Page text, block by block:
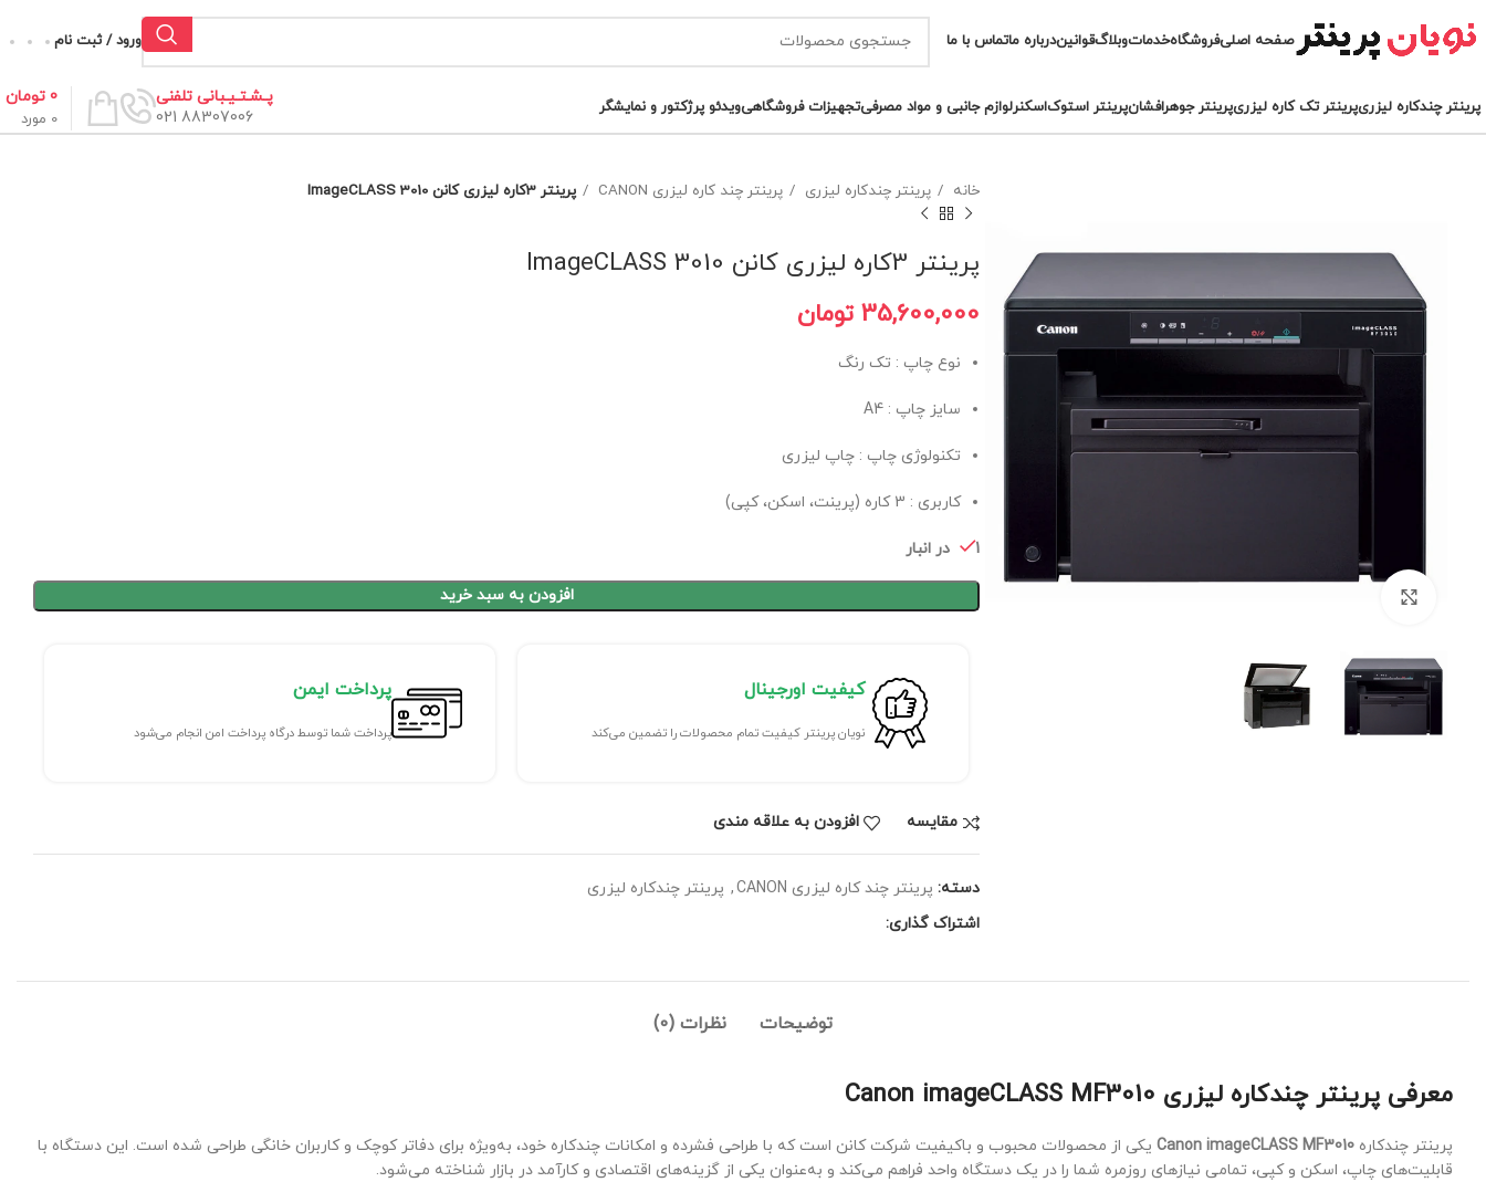
صفحه اصلیفروشگاهخدماتوبلاگقوانیندرباره ماتماس با ما ورود / ثبت نام
پرینتر چندکاره لیزریپرینتر تک کاره لیزریپرینتر جوهرافشانپرینتر استوکاسکنرلوازم جانبی و مواد مصرفیتجهیزات فروشگاهیویدئو پرژکتور و نمایشگر
پـشـتـیـبانی تلفنی
88307006 021
0 مورد
0 تومان
خانه پرینتر چندکاره لیزری پرینتر چند کاره لیزری CANON پرینتر 3کاره لیزری کانن ImageCLASS 3010
پرینتر 3کاره لیزری کانن ImageCLASS 3010
تومان
نوع چاپ : تک رنگ
سایز چاپ : A4
تکنولوژی چاپ : چاپ لیزری
کاربری : 3 کاره (پرینت، اسکن، کپی)
1 در انبار
افزودن به سبد خرید
کیفیت اورجینال
نویان پرینتر کیفیت تمام محصولات را تضمین می‌کند
پرداخت ایمن
پرداخت شما توسط درگاه پرداخت امن انجام می‌شود
مقايسه افزودن به علاقه مندی
دسته: پرینتر چند کاره لیزری CANON , پرینتر چندکاره لیزری
اشتراک گذاری:
توضیحات نظرات (0)
معرفی پرینتر چندکاره لیزری Canon imageCLASS MF3010
پرینتر چندکاره Canon imageCLASS MF3010 یکی از محصولات محبوب و باکیفیت شرکت کانن است که با طراحی فشرده و امکانات چندکاره خود، به‌ویژه برای دفاتر کوچک و کاربران خانگی طراحی شده است. این دستگاه با
قابلیت‌های چاپ، اسکن و کپی، تمامی نیازهای روزمره شما را در یک دستگاه واحد فراهم می‌کند و به‌عنوان یکی از گزینه‌های اقتصادی و کارآمد در بازار شناخته می‌شود.